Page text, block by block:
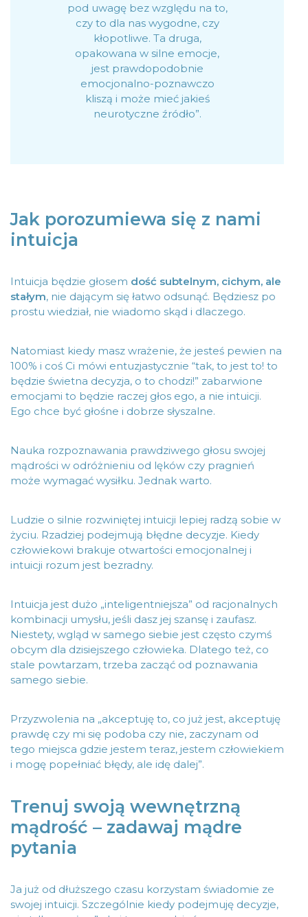
pod uwagę bez względu na to,
czy to dla nas wygodne, czy
kłopotliwe. Ta druga,
opakowana w silne emocje,
jest prawdopodobnie
emocjonalno-poznawczo
kliszą i może mieć jakieś
neurotyczne źródło”.
Jak porozumiewa się z nami
intuicja
Intuicja będzie głosem dość subtelnym, cichym, ale
stałym, nie dającym się łatwo odsunąć. Będziesz po
prostu wiedział, nie wiadomo skąd i dlaczego.
Natomiast kiedy masz wrażenie, że jesteś pewien na
100% i coś Ci mówi entuzjastycznie “tak, to jest to! to
będzie świetna decyzja, o to chodzi!” zabarwione
emocjami to będzie raczej głos ego, a nie intuicji.
Ego chce być głośne i dobrze słyszalne.
Nauka rozpoznawania prawdziwego głosu swojej
mądrości w odróżnieniu od lęków czy pragnień
może wymagać wysiłku. Jednak warto.
Ludzie o silnie rozwiniętej intuicji lepiej radzą sobie w
życiu. Rzadziej podejmują błędne decyzje. Kiedy
człowiekowi brakuje otwartości emocjonalnej i
intuicji rozum jest bezradny.
Intuicja jest dużo „inteligentniejsza” od racjonalnych
kombinacji umysłu, jeśli dasz jej szansę i zaufasz.
Niestety, wgląd w samego siebie jest często czymś
obcym dla dzisiejszego człowieka. Dlatego też, co
stale powtarzam, trzeba zacząć od poznawania
samego siebie.
Przyzwolenia na „akceptuję to, co już jest, akceptuję
prawdę czy mi się podoba czy nie, zaczynam od
tego miejsca gdzie jestem teraz, jestem człowiekiem
i mogę popełniać błędy, ale idę dalej”.
Trenuj swoją wewnętrzną
mądrość – zadawaj mądre
pytania
Ja już od dłuższego czasu korzystam świadomie ze
swojej intuicji. Szczególnie kiedy podejmuję decyzje,